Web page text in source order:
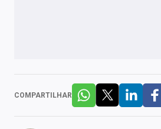
COMPARTILHAR